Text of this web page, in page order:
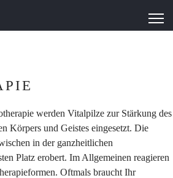
werden Vitalpilze zur Stärkung des
Körpers und Geistes eingesetzt. Die
in der ganzheitlichen
Platz erobert. Im Allgemeinen reagieren
Oftmals braucht Ihr